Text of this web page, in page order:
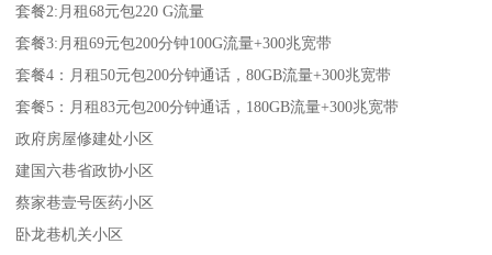
套餐2:月租68元包220 G流量
套餐3:月租69元包200分钟100G流量+300兆宽带
套餐4：月租50元包200分钟通话，80GB流量+300兆宽带
套餐5：月租83元包200分钟通话，180GB流量+300兆宽带
政府房屋修建处小区
建国六巷省政协小区
蔡家巷壹号医药小区
卧龙巷机关小区